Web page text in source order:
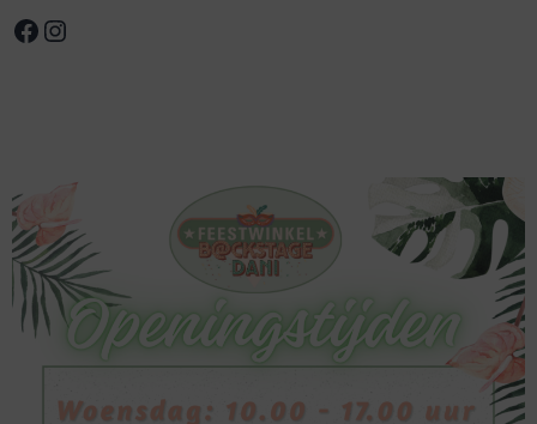
Facebook
Instagram